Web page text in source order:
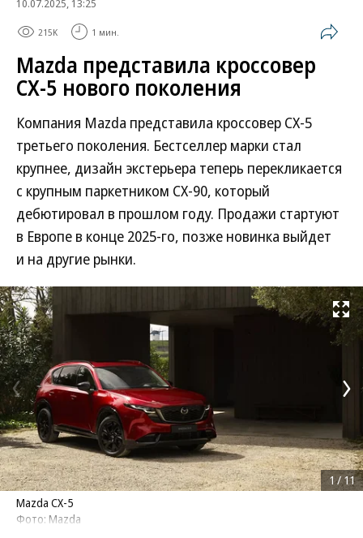
10.07.2025, 13:25
215K 1 мин.
Mazda представила кроссовер
CX-5 нового поколения
Компания Mazda представила кроссовер CX-5
третьего поколения. Бестселлер марки стал
крупнее, дизайн экстерьера теперь перекликается
с крупным паркетником CX-90, который
дебютировал в прошлом году. Продажи стартуют
в Европе в конце 2025-го, позже новинка выйдет
и на другие рынки.
Развернуть
Mazda CX-5
Фото: Mazda
1 /11